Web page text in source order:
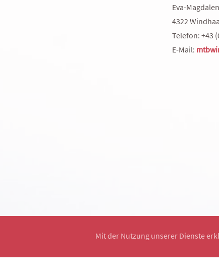
Eva-
4322
Telefon: +43
E-Mail:
Mit der Nutzung unserer Dienste